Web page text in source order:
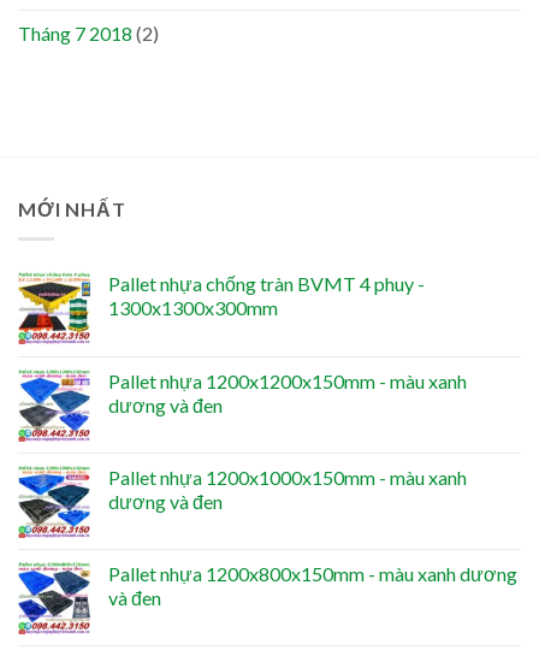
Tháng 7 2018 (2)
MỚI NHẤT
Pallet nhựa chống tràn BVMT 4 phuy -
1300x1300x300mm
Pallet nhựa 1200x1200x150mm - màu xanh
dương và đen
Pallet nhựa 1200x1000x150mm - màu xanh
dương và đen
Pallet nhựa 1200x800x150mm - màu xanh dương
và đen